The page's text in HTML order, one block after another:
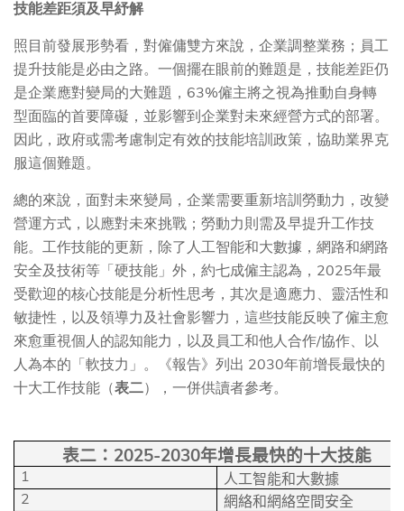
技能差距須及早紓解
照目前發展形勢看，對僱傭雙方來說，企業調整業務；員工
提升技能是必由之路。一個擺在眼前的難題是，技能差距仍
是企業應對變局的大難題，63%僱主將之視為推動自身轉
型面臨的首要障礙，並影響到企業對未來經營方式的部署。
因此，政府或需考慮制定有效的技能培訓政策，協助業界克
服這個難題。
總的來說，面對未來變局，企業需要重新培訓勞動力，改變
營運方式，以應對未來挑戰；勞動力則需及早提升工作技
能。工作技能的更新，除了人工智能和大數據，網路和網路
安全及技術等「硬技能」外，約七成僱主認為，2025年最
受歡迎的核心技能是分析性思考，其次是適應力、靈活性和
敏捷性，以及領導力及社會影響力，這些技能反映了僱主愈
來愈重視個人的認知能力，以及員工和他人合作/協作、以
人為本的「軟技力」。《報告》列出 2030年前增長最快的
十大工作技能（表二），一併供讀者參考。
表二： 2025-2030年增長最快的十大技能
1 人工智能和大數據
2 網絡和網絡空間安全